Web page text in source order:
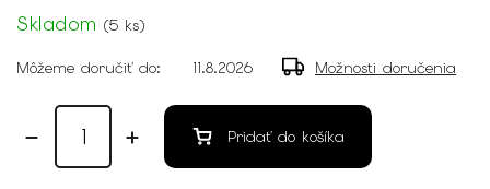
Skladom (5 ks)
Môžeme doručiť do: 11.8.2026 Možnosti doručenia
Pridať do košíka